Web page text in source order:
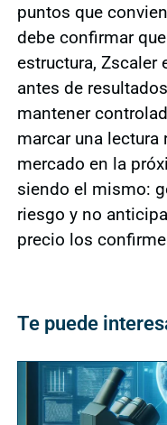
puntos que
debe confirmar
estructura, Zscaler
antes de
mantener
marcar una lectura
mercado en la
siendo el mismo:
riesgo y no
precio los
Te puede